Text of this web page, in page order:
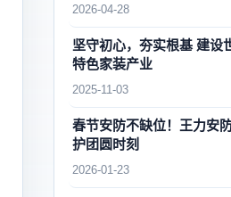
2026-04-28
坚守初心，夯实根基 建设世界领先的中国
特色家装产业
2025-11-03
春节安防不缺位！王力安
护团圆时刻
2026-01-23